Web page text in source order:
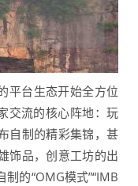
平台生态开始全方位
交流的核心阵地：玩
自制的精彩集锦，甚
饰品，创意工坊的出
的“OMG模式”“IMB